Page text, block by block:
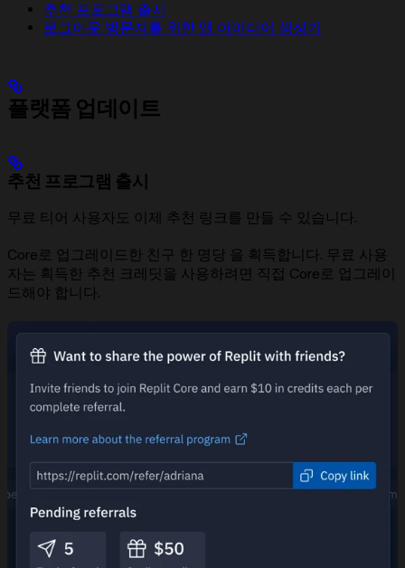
추천 프로그램 출시
로그아웃 방문자를 위한 앱 아이디어 생성기
플랫폼 업데이트
추천 프로그램 출시
무료 티어 사용자도 이제 추천 링크를 만들 수 있습니다.
Core로 업그레이드한 친구 한 명당 을 획득합니다. 무료 사용
자는 획득한 추천 크레딧을 사용하려면 직접 Core로 업그레이
드해야 합니다.